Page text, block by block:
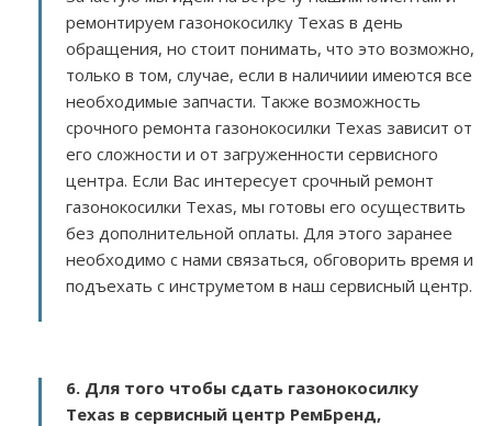
ремонтируем газонокосилку Texas в день
обращения, но стоит понимать, что это возможно,
только в том, случае, если в наличиии имеются все
необходимые запчасти. Также возможность
срочного ремонта газонокосилки Texas зависит от
его сложности и от загруженности сервисного
центра. Если Вас интересует срочный ремонт
газонокосилки Texas, мы готовы его осуществить
без дополнительной оплаты. Для этого заранее
необходимо с нами связаться, обговорить время и
подъехать с инструметом в наш сервисный центр.
6. Для того чтобы сдать газонокосилку
Texas в сервисный центр РемБренд,